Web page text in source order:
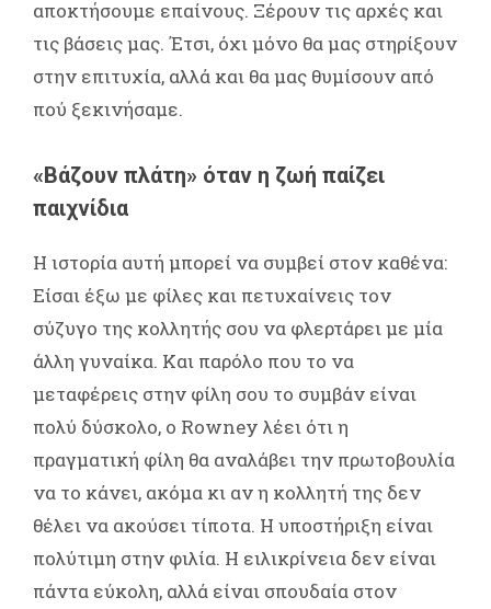
αποκτήσουμε επαίνους. Ξέρουν τις αρχές και
τις βάσεις μας. Έτσι, όχι μόνο θα μας στηρίξουν
στην επιτυχία, αλλά και θα μας θυμίσουν από
πού ξεκινήσαμε.
«Βάζουν πλάτη» όταν η ζωή παίζει
παιχνίδια
Η ιστορία αυτή μπορεί να συμβεί στον καθένα:
Είσαι έξω με φίλες και πετυχαίνεις τον
σύζυγο της κολλητής σου να φλερτάρει με μία
άλλη γυναίκα. Και παρόλο που το να
μεταφέρεις στην φίλη σου το συμβάν είναι
πολύ δύσκολο, ο Rowney λέει ότι η
πραγματική φίλη θα αναλάβει την πρωτοβουλία
να το κάνει, ακόμα κι αν η κολλητή της δεν
θέλει να ακούσει τίποτα. Η υποστήριξη είναι
πολύτιμη στην φιλία. Η ειλικρίνεια δεν είναι
πάντα εύκολη, αλλά είναι σπουδαία στον